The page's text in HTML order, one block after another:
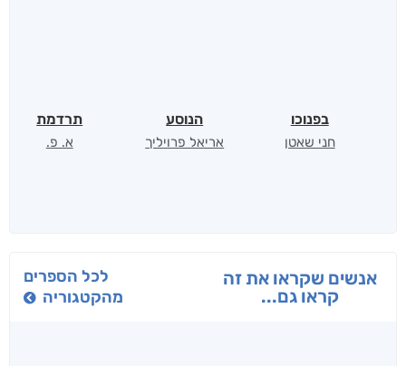
בפנוכו
חני שאטן
הנוסע
אריאל פרויליך
תרדמת
א. פ.
אנשים שקראו את זה
קראו גם...
לכל הספרים
מהקטגוריה